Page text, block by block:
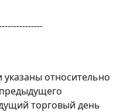
относительно
торговый день